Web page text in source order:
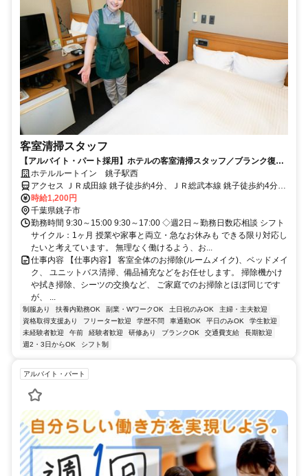
客室清掃スタッフ
【アルバイト・パート採用】ホテルの客室清掃スタッフ／ブランク復
帰・未経験歓迎！主婦(夫)さん活躍中
ホテルルートイン 銚子駅西
アクセス ＪＲ成田線 銚子徒歩約4分、ＪＲ総武本線 銚子徒歩約4分、
銚子電気鉄道 銚子徒歩約4分
時給1,200円
千葉県銚子市
勤務時間 9:30～15:00 9:30～17:00 ◇週2日～勤務日数応相談 シフト
サイクル：1ヶ月 授業や家事と両立・急なお休みも できる限り対応し
たいと考えています。 無理なく働けるよう、お...
仕事内容 【仕事内容】 客室全体のお掃除(ルームメイク)、ベッドメイ
ク、 ユニットバス清掃、備品補充などをお任せします。 掃除機かけ
や拭き掃除、シーツの交換など、 ご家庭でのお掃除とほぼ同じです
が、 ...
制服あり 扶養内勤務OK 副業・WワークOK 土日祝のみOK
主婦・主夫歓迎
資格取得支援あり
フリーター歓迎 学歴不問 車通勤OK 平日のみOK
学生歓迎
未経験者歓迎
午前 経験者歓迎 研修あり ブランクOK 交通費支給
長期歓迎
週2・3日からOK
シフト制
アルバイト・パート